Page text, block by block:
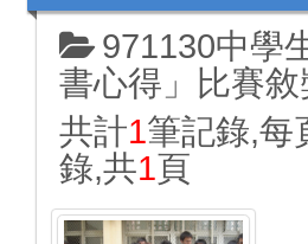
971130中學
書心得」比賽敘
共計1筆記錄,每
錄,共1頁